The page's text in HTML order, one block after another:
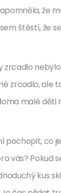
že
štěstí, že
zrcadlo
zrcadlo, ale
malé
pochopit, co
vás? Pokud
kus